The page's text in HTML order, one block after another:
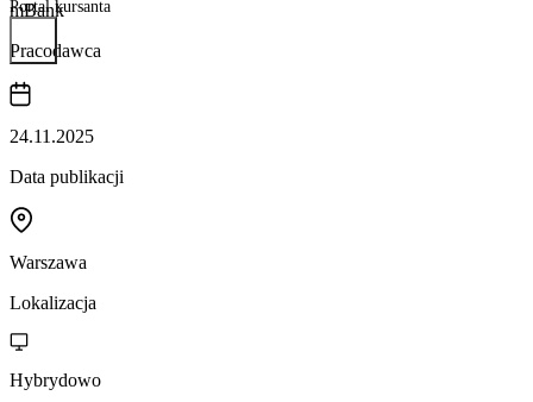
Portal kursanta
mBank
Pracodawca
24.11.2025
Data publikacji
Warszawa
Lokalizacja
Hybrydowo